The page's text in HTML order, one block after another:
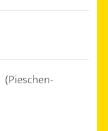
(Pieschen-